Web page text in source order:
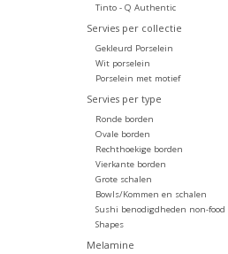
Tinto - Q Authentic
Servies per collectie
Gekleurd Porselein
Wit porselein
Porselein met motief
Servies per type
Ronde borden
Ovale borden
Rechthoekige borden
Vierkante borden
Grote schalen
Bowls/Kommen en schalen
Sushi benodigdheden non-food
Shapes
Melamine